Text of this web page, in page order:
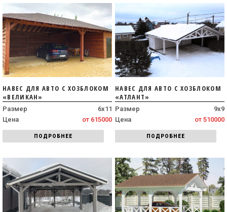
НАВЕС ДЛЯ АВТО С ХОЗБЛОКОМ
«ВЕЛИКАН»
Размер
6х11
Цена
от 615000
ПОДРОБНЕЕ
НАВЕС ДЛЯ АВТО С ХОЗБЛОКОМ
«АТЛАНТ»
Размер
9х9
Цена
от 510000
ПОДРОБНЕЕ